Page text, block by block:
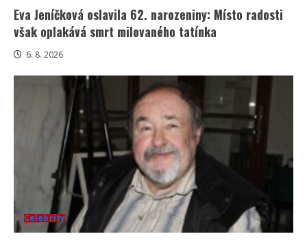
Eva Jeníčková oslavila 62. narozeniny: Místo radosti
však oplakává smrt milovaného tatínka
6. 8. 2026
Celebrity